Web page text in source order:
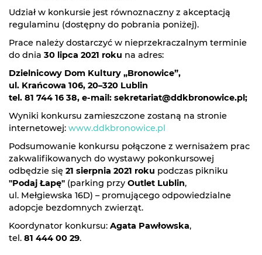
Udział w konkursie jest równoznaczny z akceptacją
regulaminu (dostępny do pobrania poniżej).
Prace należy dostarczyć w nieprzekraczalnym terminie
do dnia 30 lipca 2021 roku na adres:
Dzielnicowy Dom Kultury „Bronowice”,
ul. Krańcowa 106, 20–320 Lublin
tel. 81 744 16 38, e-mail: sekretariat@ddkbronowice.pl;
Wyniki konkursu zamieszczone zostaną na stronie
internetowej: www.ddkbronowice.pl
Podsumowanie konkursu połączone z wernisażem prac
zakwalifikowanych do wystawy pokonkursowej
odbędzie się 21 sierpnia 2021 roku podczas pikniku
"Podaj Łapę" (parking przy Outlet Lublin,
ul. Mełgiewska 16D) – promującego odpowiedzialne
adopcje bezdomnych zwierząt.
Koordynator konkursu: Agata Pawłowska,
tel. 81 444 00 29.